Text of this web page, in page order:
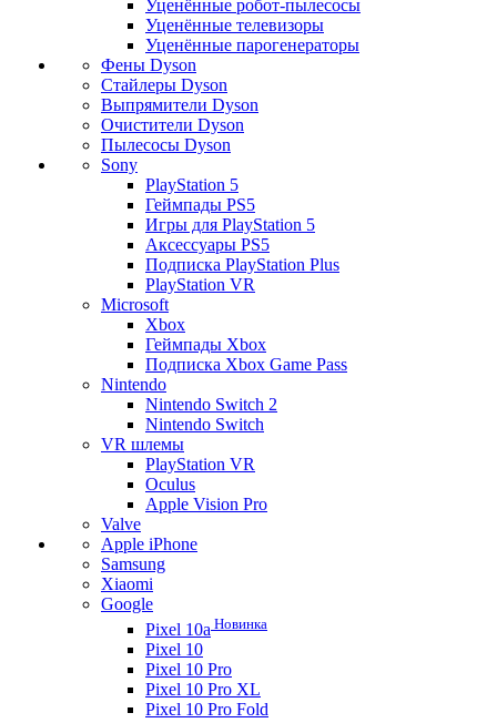
Уценённые робот-пылесосы
Уценённые телевизоры
Уценённые парогенераторы
Фены Dyson
Стайлеры Dyson
Выпрямители Dyson
Очистители Dyson
Пылесосы Dyson
Sony
PlayStation 5
Геймпады PS5
Игры для PlayStation 5
Аксессуары PS5
Подписка PlayStation Plus
PlayStation VR
Microsoft
Xbox
Геймпады Xbox
Подписка Xbox Game Pass
Nintendo
Nintendo Switch 2
Nintendo Switch
VR шлемы
PlayStation VR
Oculus
Apple Vision Pro
Valve
Apple iPhone
Samsung
Xiaomi
Google
Pixel 10a Новинка
Pixel 10
Pixel 10 Pro
Pixel 10 Pro XL
Pixel 10 Pro Fold